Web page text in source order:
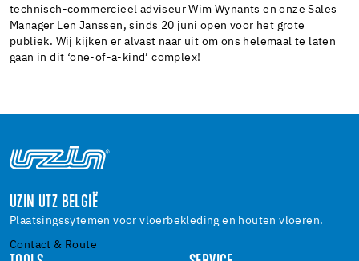
technisch-commercieel adviseur Wim Wynants en onze Sales
Manager Len Janssen, sinds 20 juni open voor het grote
publiek. Wij kijken er alvast naar uit om ons helemaal te laten
gaan in dit ‘one-of-a-kind’ complex!
UZIN UTZ BELGIË
Plaatsingssytemen voor vloerbekleding en houten vloeren.
Contact & Route